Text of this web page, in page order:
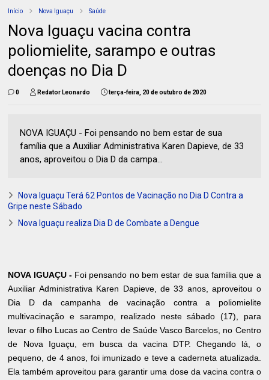
Início Nova Iguaçu Saúde
Nova Iguaçu vacina contra
poliomielite, sarampo e outras
doenças no Dia D
0 Redator Leonardo terça-feira, 20 de outubro de 2020
NOVA IGUAÇU - Foi pensando no bem estar de sua
família que a Auxiliar Administrativa Karen Dapieve, de 33
anos, aproveitou o Dia D da campa...
Nova Iguaçu Terá 62 Pontos de Vacinação no Dia D Contra a
Gripe neste Sábado
Nova Iguaçu realiza Dia D de Combate a Dengue
NOVA IGUAÇU -Foi pensando no bem estar de sua família que a
Auxiliar Administrativa Karen Dapieve, de 33 anos, aproveitou o
Dia D da campanha de vacinação contra a poliomielite
multivacinação e sarampo, realizado neste sábado (17), para
levar o filho Lucas ao Centro de Saúde Vasco Barcelos, no Centro
de Nova Iguaçu, em busca da vacina DTP. Chegando lá, o
pequeno, de 4 anos, foi imunizado e teve a caderneta atualizada.
Ela também aproveitou para garantir uma dose da vacina contra o